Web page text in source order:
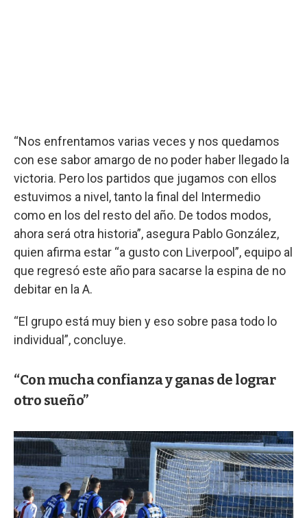
“Nos enfrentamos varias veces y nos quedamos
con ese sabor amargo de no poder haber llegado la
victoria. Pero los partidos que jugamos con ellos
estuvimos a nivel, tanto la final del Intermedio
como en los del resto del año. De todos modos,
ahora será otra historia”, asegura Pablo González,
quien afirma estar “a gusto con Liverpool”, equipo al
que regresó este año para sacarse la espina de no
debitar en la A.
“El grupo está muy bien y eso sobre pasa todo lo
individual”, concluye.
“Con mucha confianza y ganas de lograr
otro sueño”